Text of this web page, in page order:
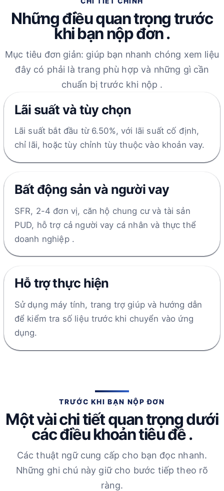
Những điều quan trọng trước
khi bạn nộp đơn .
Mục tiêu đơn giản: giúp bạn nhanh chóng xem liệu
đây có phải là trang phù hợp và những gì cần
chuẩn bị trước khi nộp .
Lãi suất và tùy chọn
Lãi suất bắt đầu từ 6.50%, với lãi suất cố định,
chỉ lãi, hoặc tùy chỉnh tùy thuộc vào khoản vay.
Bất động sản và người vay
SFR, 2-4 đơn vị, căn hộ chung cư và tài sản
PUD, hỗ trợ cả người vay cá nhân và thực thể
doanh nghiệp .
Hỗ trợ thực hiện
Sử dụng máy tính, trang trợ giúp và hướng dẫn
để kiểm tra số liệu trước khi chuyển vào ứng
dụng.
TRƯỚC KHI BẠN NỘP ĐƠN
Một vài chi tiết quan trọng dưới
các điều khoản tiêu đề .
Các thuật ngữ cung cấp cho bạn đọc nhanh.
Những ghi chú này giữ cho bước tiếp theo rõ
ràng.